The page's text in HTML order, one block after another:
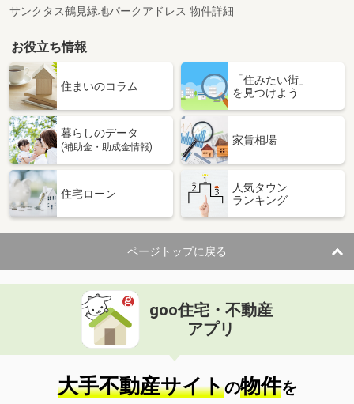
サンクタス鶴見緑地パークアドレス 物件詳細
お役立ち情報
住まいのコラム
「住みたい街」
を見つけよう
暮らしのデータ
(補助金・助成金情報)
家賃相場
住宅ローン
人気タウン
ランキング
ページトップに戻る
goo住宅・不動産
アプリ
大手不動産サイトの物件を